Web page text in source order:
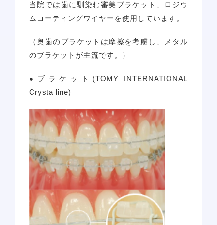
当院では歯に馴染む審美ブラケット、ロジウ
ムコーティングワイヤーを使用しています。
（奥歯のブラケットは摩擦を考慮し、メタル
のブラケットが主流です。）
●ブラケット(TOMY INTERNATIONAL
Crysta line)